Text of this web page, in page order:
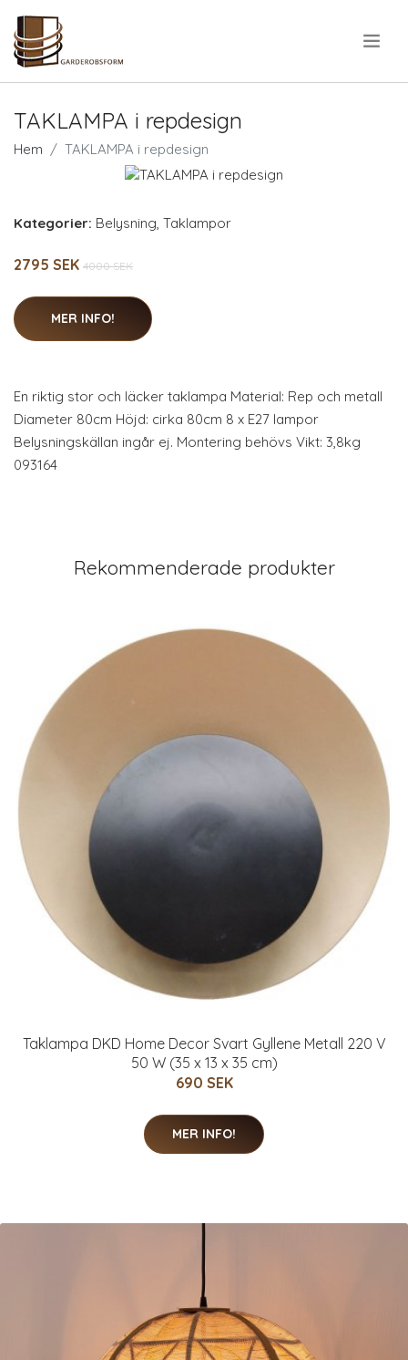
TAKLAMPA i repdesign
Hem TAKLAMPA i repdesign
Kategorier: Belysning Taklampor
2795 SEK 4000 SEK
MER INFO!
En riktig stor och läcker taklampa Material: Rep och metall
Diameter 80cm Höjd: cirka 80cm 8 x E27 lampor
Belysningskällan ingår ej. Montering behövs Vikt: 3,8kg
093164
Rekommenderade produkter
Taklampa DKD Home Decor Svart Gyllene Metall 220 V
50 W (35 x 13 x 35 cm)
690 SEK
MER INFO!